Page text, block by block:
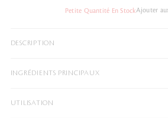
Petite Quantité En StockAjouter
DESCRIPTION
INGRÉDIENTS PRINCIPAUX
UTILISATION